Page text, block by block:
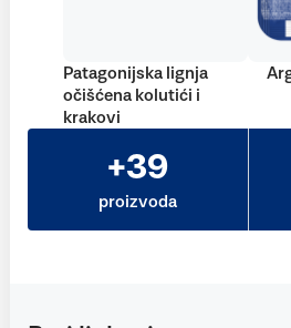
Patagonijska lignja
očišćena kolutići i
krakovi
+39
proizvoda